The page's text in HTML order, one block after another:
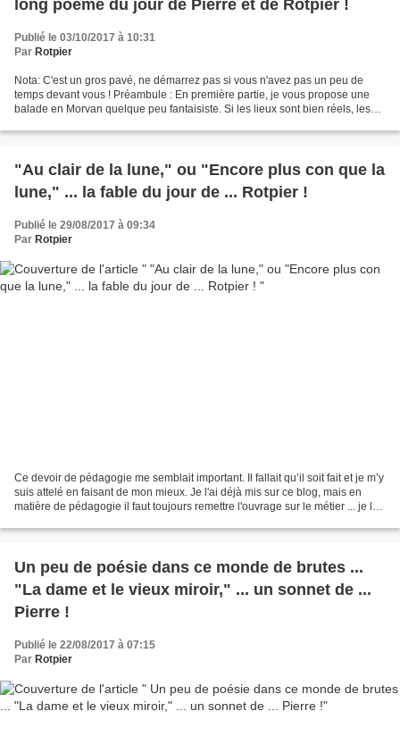
long poème du jour de Pierre et de Rotpier !
Publié le 03/10/2017 à 10:31
Par Rotpier
Nota: C'est un gros pavé, ne démarrez pas si vous n'avez pas un peu de
temps devant vous ! Préambule : En première partie, je vous propose une
balade en Morvan quelque peu fantaisiste. Si les lieux sont bien réels, les
"Au clair de la lune," ou "Encore plus con que la
lune," ... la fable du jour de ... Rotpier !
Publié le 29/08/2017 à 09:34
Par Rotpier
Ce devoir de pédagogie me semblait important. Il fallait qu’il soit fait et je m’y
suis attelé en faisant de mon mieux. Je l'ai déjà mis sur ce blog, mais en
matière de pédagogie il faut toujours remettre l'ouvrage sur le métier ... je le
Un peu de poésie dans ce monde de brutes ...
"La dame et le vieux miroir," ... un sonnet de ...
Pierre !
Publié le 22/08/2017 à 07:15
Par Rotpier